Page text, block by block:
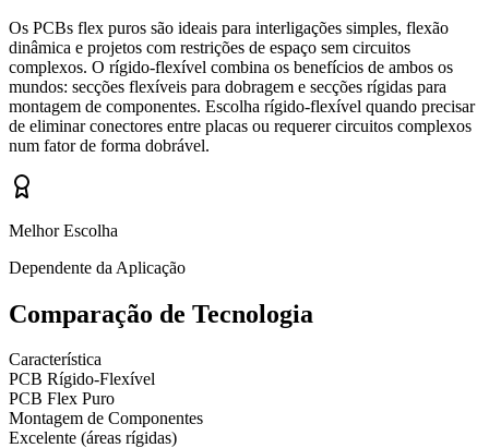
Os PCBs flex puros são ideais para interligações simples, flexão
dinâmica e projetos com restrições de espaço sem circuitos
complexos. O rígido-flexível combina os benefícios de ambos os
mundos: secções flexíveis para dobragem e secções rígidas para
montagem de componentes. Escolha rígido-flexível quando precisar
de eliminar conectores entre placas ou requerer circuitos complexos
num fator de forma dobrável.
Melhor Escolha
Dependente da Aplicação
Comparação de Tecnologia
Característica
PCB Rígido-Flexível
PCB Flex Puro
Montagem de Componentes
Excelente (áreas rígidas)